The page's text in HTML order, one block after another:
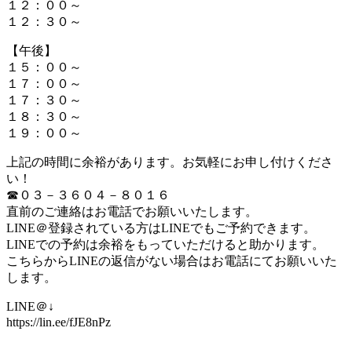
１２：００～
１２：３０～
【午後】
１５：００～
１７：００～
１７：３０～
１８：３０～
１９：００～
上記の時間に余裕があります。お気軽にお申し付けくださ
い！
☎０３－３６０４－８０１６
直前のご連絡はお電話でお願いいたします。
LINE＠登録されている方はLINEでもご予約できます。
LINEでの予約は余裕をもっていただけると助かります。
こちらからLINEの返信がない場合はお電話にてお願いいた
します。
LINE＠↓
https://lin.ee/fJE8nPz